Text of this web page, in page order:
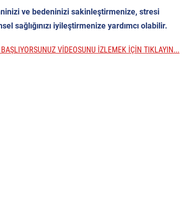
ve bedeninizi sakinleştirmenize, stresi
sağlığınızı iyileştirmenize yardımcı olabilir.
BAŞLIYORSUNUZ VİDEOSUNU İZLEMEK İÇİN TIKLAYIN...